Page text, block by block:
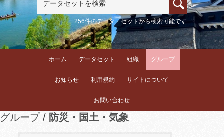
256件のデータ・セットから検索可能です
ホーム データセット 組織 グループ
お知らせ 利用規約 サイトについて
お問い合わせ
グループ 防災・国土・気象